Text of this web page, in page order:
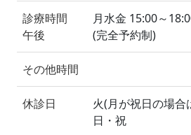
診療時間
午後
月水金 15:00～
(完全予約制)
その他時間
休診日
火(月が祝日の場合
日・祝